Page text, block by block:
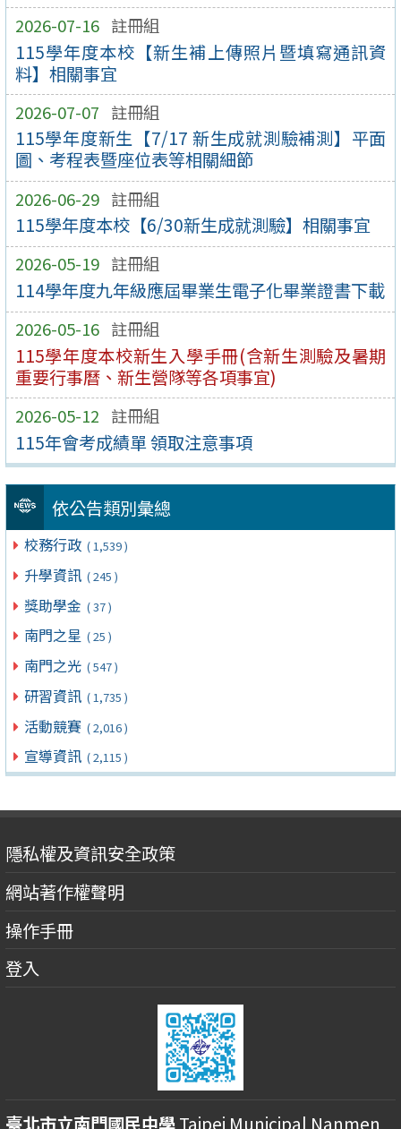
2026-07-16 註冊組
115學年度本校【新生補上傳照片暨填寫通訊資
料】相關事宜
2026-07-07 註冊組
115學年度新生【7/17 新生成就測驗補測】平面
圖、考程表暨座位表等相關細節
2026-06-29 註冊組
115學年度本校【6/30新生成就測驗】相關事宜
2026-05-19 註冊組
114學年度九年級應屆畢業生電子化畢業證書下載
2026-05-16 註冊組
115學年度本校新生入學手冊(含新生測驗及暑期
重要行事曆、新生營隊等各項事宜)
2026-05-12 註冊組
115年會考成績單 領取注意事項
依公告類別彙總
校務行政 ( 1,539 )
升學資訊 ( 245 )
獎助學金 ( 37 )
南門之星 ( 25 )
南門之光 ( 547 )
研習資訊 ( 1,735 )
活動競賽 ( 2,016 )
宣導資訊 ( 2,115 )
隱私權及資訊安全政策
網站著作權聲明
操作手冊
登入